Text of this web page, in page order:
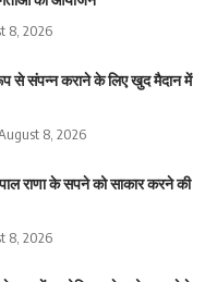
8, 2026
से संपन्न कराने के लिए खुद मैदान में
8, 2026
राणा के सपने को साकार करने की
8, 2026